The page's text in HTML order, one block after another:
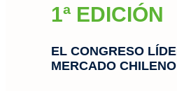
1ª EDICIÓN
EL CONGRESO
MERCADO CHILENO